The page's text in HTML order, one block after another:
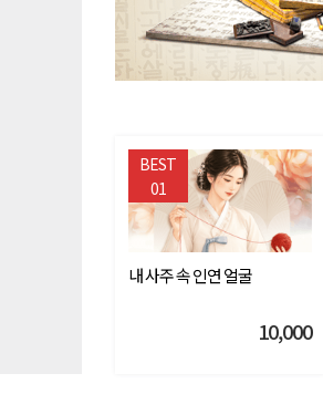
BEST
01
내 사주 속 인연 얼굴
10,000